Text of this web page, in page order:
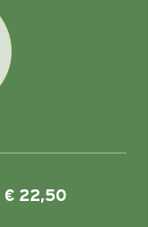
€ 22,50